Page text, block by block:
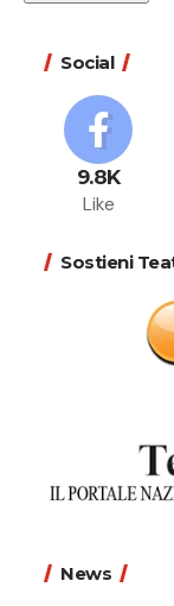
Social
9.8K
Like
Sostieni
News